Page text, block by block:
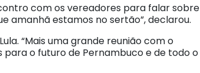
com os vereadores para falar sobre
amanhã estamos no sertão”, declarou.
“Mais uma grande reunião com o
para o futuro de Pernambuco e de todo o